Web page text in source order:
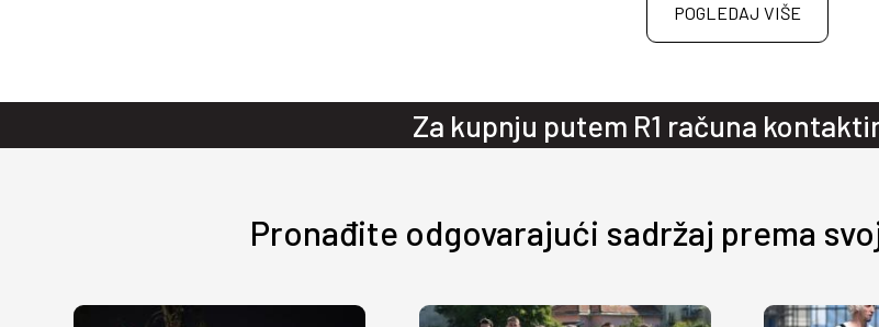
POGLEDAJ VIŠE
Za kupnju putem R1 računa
Pronađite odgovarajući sadržaj prema